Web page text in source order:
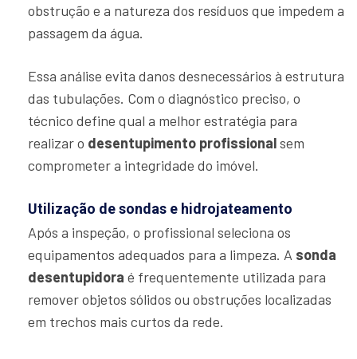
obstrução e a natureza dos resíduos que impedem a
passagem da água.
Essa análise evita danos desnecessários à estrutura
das tubulações. Com o diagnóstico preciso, o
técnico define qual a melhor estratégia para
realizar o desentupimento profissionalsem
comprometer a integridade do imóvel.
Utilização de sondas e hidrojateamento
Após a inspeção, o profissional seleciona os
equipamentos adequados para a limpeza. A sonda
desentupidora é frequentemente utilizada para
remover objetos sólidos ou obstruções localizadas
em trechos mais curtos da rede.